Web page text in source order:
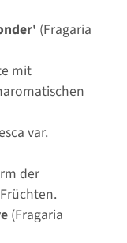
(Fragaria
mit
var.
der
(Fragaria